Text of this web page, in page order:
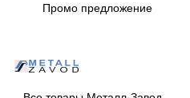
Промо предложение